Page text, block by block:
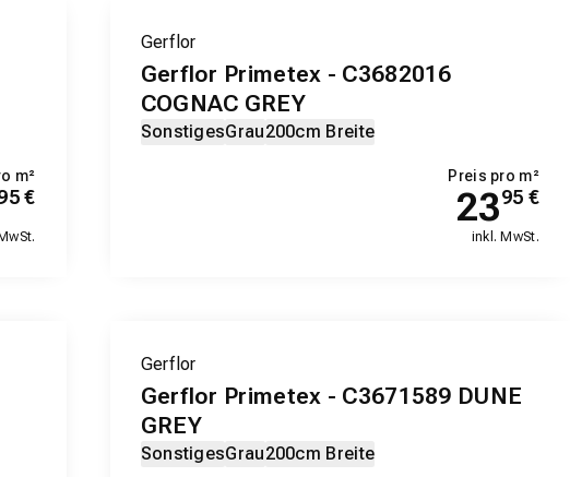
m²
€
Gerflor
Gerflor Primetex - C3682016
COGNAC GREY
SonstigesGrau200cm Breite
Preis pro m²
2395 €
inkl. MwSt.
Gerflor
Gerflor Primetex - C3671589 DUNE
GREY
SonstigesGrau200cm Breite